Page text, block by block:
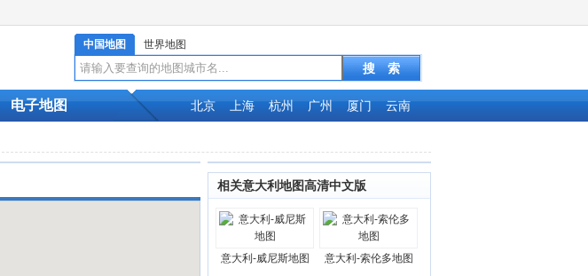
中国地图 世界地图
电子地图 北京 上海 杭州 广州 厦门 云南
相关意大利地图高清中文版
意大利-威尼斯地图 意大利-索伦多地图